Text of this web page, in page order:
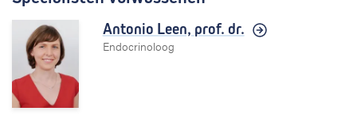
Antonio Leen, prof. dr.
Endocrinoloog